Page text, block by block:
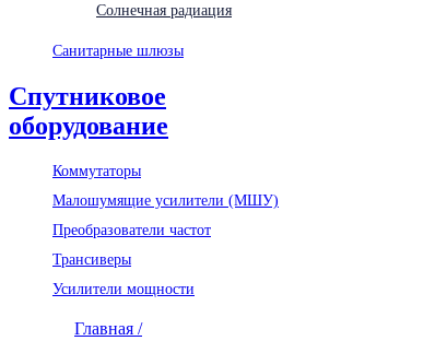
Солнечная радиация
Санитарные шлюзы
Спутниковое
оборудование
Коммутаторы
Малошумящие усилители (МШУ)
Преобразователи частот
Трансиверы
Усилители мощности
Главная /